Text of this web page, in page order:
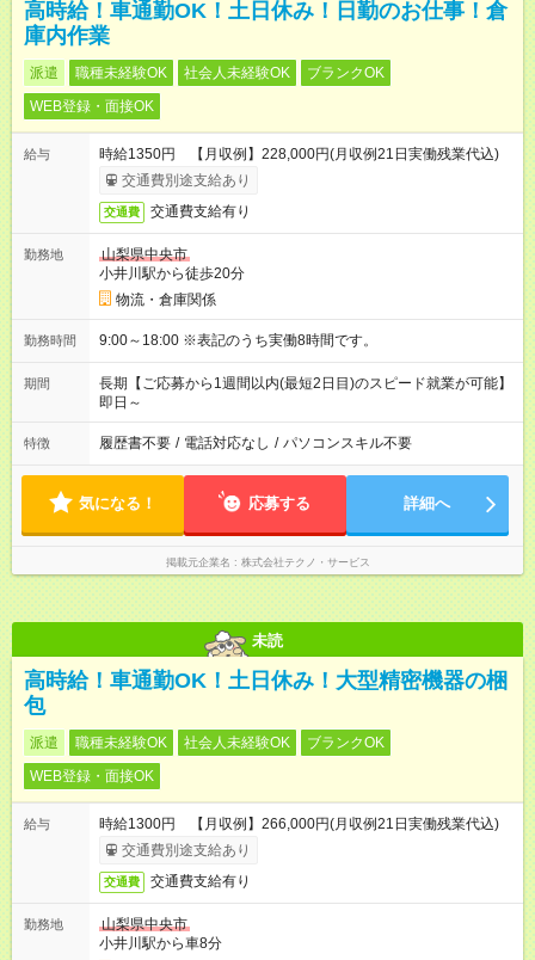
高時給！車通勤OK！土日休み！日勤のお仕事！倉
庫内作業
派遣 職種未経験OK 社会人未経験OK
ブランクOK
WEB登録・面接OK
給与
時給1350円 【月収例】228,000円(月収例21日実働残業代込)
交通費別途支給あり
交通費 交通費支給有り
勤務地
山梨県中央市
小井川駅から徒歩20分
物流・倉庫関係
勤務時間 9:00～18:00 ※表記のうち実働8時間です。
期間
長期【ご応募から1週間以内(最短2日目)のスピード就業が可能】
即日～
特徴 履歴書不要 / 電話対応なし / パソコンスキル不要
気になる！ 応募する 詳細へ
掲載元企業名 株式会社テクノ・サービス
未読
高時給！車通勤OK！土日休み！大型精密機器の梱
包
派遣 職種未経験OK 社会人未経験OK
ブランクOK
WEB登録・面接OK
給与
時給1300円 【月収例】266,000円(月収例21日実働残業代込)
交通費別途支給あり
交通費 交通費支給有り
勤務地
山梨県中央市
小井川駅から車8分